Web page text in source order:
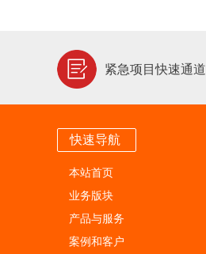
紧急项目快速通道
快速导航
本站首页
业务版块
产品与服务
案例和客户